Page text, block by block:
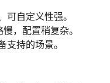
自定义性强。
，配置稍复杂。
持的场景。